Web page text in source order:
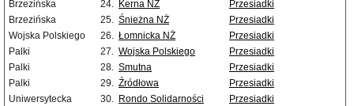
Brzezińska
24. Kerna NŻ
Przesiadki
Brzezińska
25. Śnieżna NŻ
Przesiadki
Wojska Polskiego
26. Łomnicka NŻ
Przesiadki
Palki
27. Wojska Polskiego
Przesiadki
Palki
28. Smutna
Przesiadki
Palki
29. Źródłowa
Przesiadki
Uniwersytecka
30. Rondo Solidarności
Przesiadki